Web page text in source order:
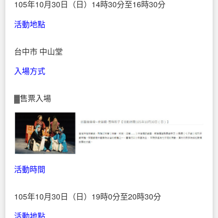
105年10月30日（日）14時30分至16時30分
活動地點
台中市 中山堂
入場方式
▓售票入場
活動時間
105年10月30日（日）19時0分至20時30分